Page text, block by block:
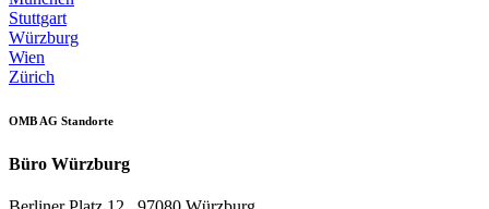
Stuttgart
Würzburg
Wien
Zürich
OMB AG Standorte
Büro Würzburg